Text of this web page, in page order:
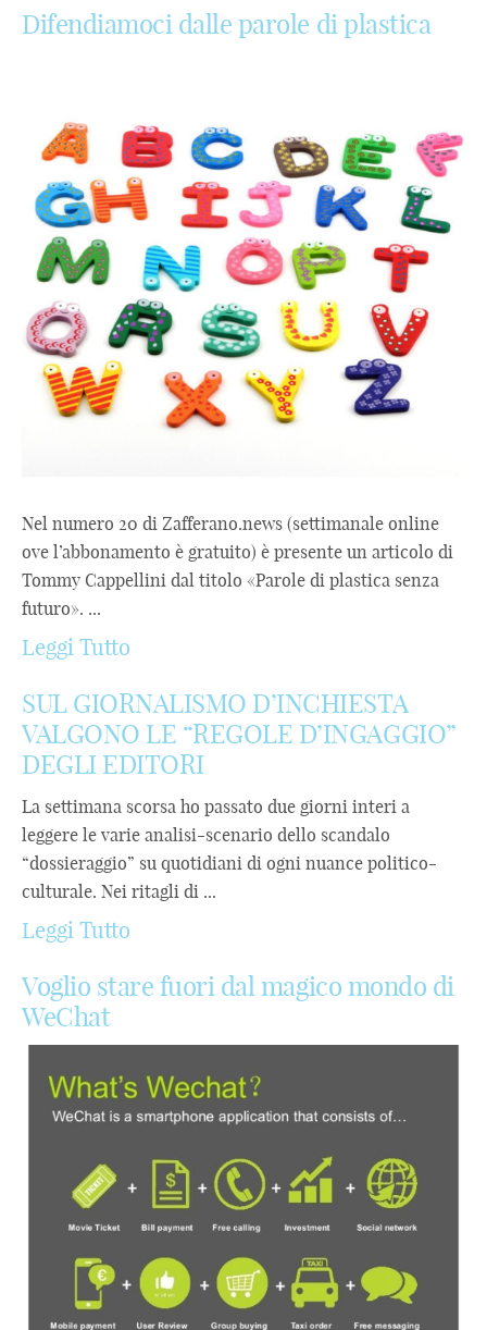
Difendiamoci dalle parole di plastica
Nel numero 20 di Zafferano.news (settimanale online
ove l’abbonamento è gratuito) è presente un articolo di
Tommy Cappellini dal titolo «Parole di plastica senza
futuro». ...
Leggi Tutto
SUL GIORNALISMO D’INCHIESTA
VALGONO LE “REGOLE D’INGAGGIO”
DEGLI EDITORI
La settimana scorsa ho passato due giorni interi a
leggere le varie analisi-scenario dello scandalo
“dossieraggio” su quotidiani di ogni nuance politico-
culturale. Nei ritagli di ...
Leggi Tutto
Voglio stare fuori dal magico mondo di
WeChat